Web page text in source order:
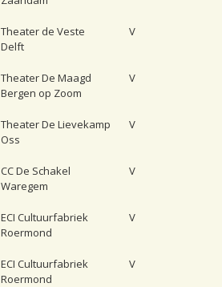
Theater de Veste
Delft
V
Theater De Maagd
Bergen op Zoom
V
Theater De Lievekamp
Oss
V
CC De Schakel
Waregem
V
ECI Cultuurfabriek
Roermond
V
ECI Cultuurfabriek
Roermond
V